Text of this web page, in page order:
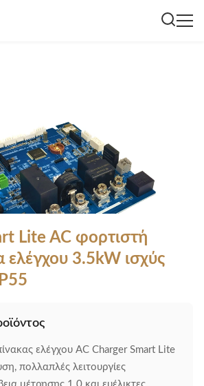
Lite AC φορτιστή
ελέγχου 3.5kW ισχύς
ελέγχου AC Charger Smart Lite
πολλαπλές λειτουργίες